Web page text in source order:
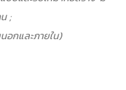
;
อกและภายใน)